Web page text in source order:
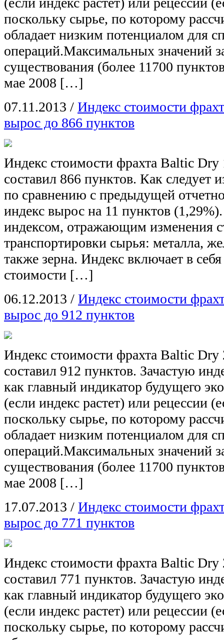
поскольку сырье, по которому
обладает низким потенциалом для
операций.Максимальных значений
существования (более 11700
мае 2008 […]
07.11.2013 / Индекс стоимости
вырос до 866 пунктов
Индекс стоимости фрахта Baltic Dry
составил 866 пунктов. Как следует
по сравнению с предыдущей
индекс вырос на 11 пунктов
индексом, отражающим изменения
транспортировки сырья: металла,
также зерна. Индекс включает в
стоимости […]
06.12.2013 / Индекс стоимости
вырос до 912 пунктов
Индекс стоимости фрахта Baltic Dry
составил 912 пунктов. Зачастую
как главный индикатор будущего
(если индекс растет) или рецессии
поскольку сырье, по которому
обладает низким потенциалом для
операций.Максимальных значений
существования (более 11700
мае 2008 […]
17.07.2013 / Индекс стоимости
вырос до 771 пунктов
Индекс стоимости фрахта Baltic Dry
составил 771 пунктов. Зачастую
как главный индикатор будущего
(если индекс растет) или рецессии
поскольку сырье, по которому